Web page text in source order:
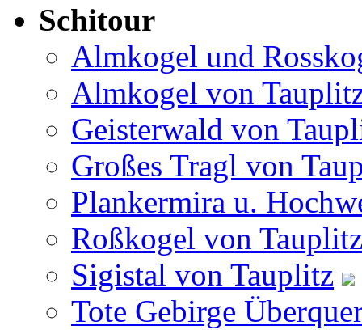
Schitour
Almkogel und
Almkogel von
Geisterwald von
Großes Tragl von
Plankermira u.
Roßkogel von Tauplitz
Sigistal von Tauplitz
Tote Gebirge